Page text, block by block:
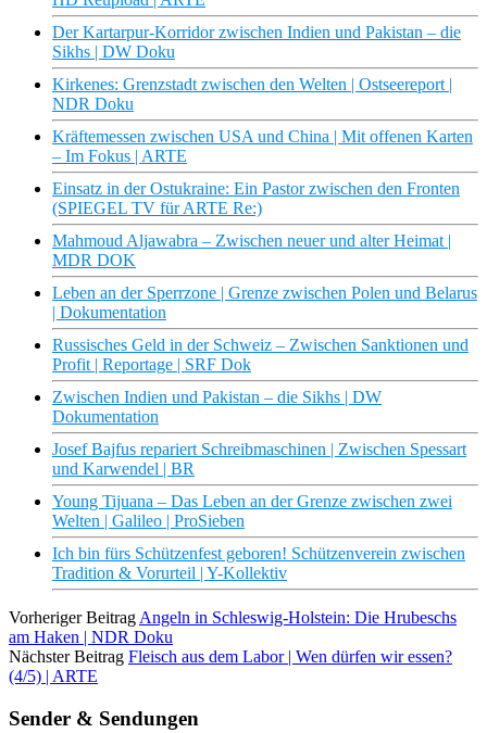
Der Kartarpur-Korridor zwischen Indien und Pakistan – die
Sikhs | DW Doku
Kirkenes: Grenzstadt zwischen den Welten | Ostseereport |
NDR Doku
Kräftemessen zwischen USA und China | Mit offenen Karten
– Im Fokus | ARTE
Einsatz in der Ostukraine: Ein Pastor zwischen den Fronten
(SPIEGEL TV für ARTE Re:)
Mahmoud Aljawabra – Zwischen neuer und alter Heimat |
MDR DOK
Leben an der Sperrzone | Grenze zwischen Polen und Belarus
| Dokumentation
Russisches Geld in der Schweiz – Zwischen Sanktionen und
Profit | Reportage | SRF Dok
Zwischen Indien und Pakistan – die Sikhs | DW
Dokumentation
Josef Bajfus repariert Schreibmaschinen | Zwischen Spessart
und Karwendel | BR
Young Tijuana – Das Leben an der Grenze zwischen zwei
Welten | Galileo | ProSieben
Ich bin fürs Schützenfest geboren! Schützenverein zwischen
Tradition & Vorurteil | Y-Kollektiv
Vorheriger Beitrag Angeln in Schleswig-Holstein: Die Hrubeschs
am Haken | NDR Doku
Nächster Beitrag Fleisch aus dem Labor | Wen dürfen wir essen?
(4/5) | ARTE
Sender & Sendungen